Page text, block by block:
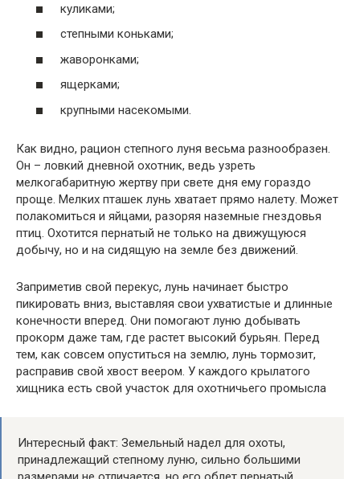
куликами;
степными коньками;
жаворонками;
ящерками;
крупными насекомыми.
Как видно, рацион степного луня весьма разнообразен.
Он – ловкий дневной охотник, ведь узреть
мелкогабаритную жертву при свете дня ему гораздо
проще. Мелких пташек лунь хватает прямо налету. Может
полакомиться и яйцами, разоряя наземные гнездовья
птиц. Охотится пернатый не только на движущуюся
добычу, но и на сидящую на земле без движений.
Заприметив свой перекус, лунь начинает быстро
пикировать вниз, выставляя свои ухватистые и длинные
конечности вперед. Они помогают луню добывать
прокорм даже там, где растет высокий бурьян. Перед
тем, как совсем опуститься на землю, лунь тормозит,
расправив свой хвост веером. У каждого крылатого
хищника есть свой участок для охотничьего промысла
Интересный факт: Земельный надел для охоты,
принадлежащий степному луню, сильно большими